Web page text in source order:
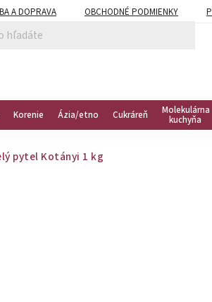
A DOPRAVA OBCHODNÉ PODMIENKY
Korenie Ázia/etno Cukráreň Molekulárna
kuchyňa
pytel Kotányi 1 kg